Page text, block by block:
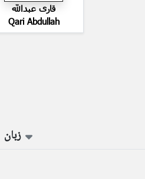
قاری عبدالله
Qari Abdullah
زبان